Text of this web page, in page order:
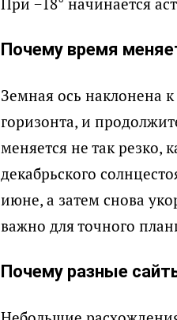
Почему время
Земная ось наклонена к
горизонта, и
меняется не так резко,
декабрьского
июне, а затем снова
важно для точного
Почему разные